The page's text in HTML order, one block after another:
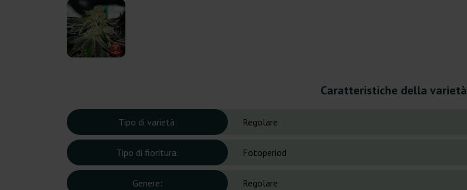
Caratteristiche della varietà
Tipo di varietà: Regolare
Tipo di fioritura: Fotoperiod
Genere: Regolare